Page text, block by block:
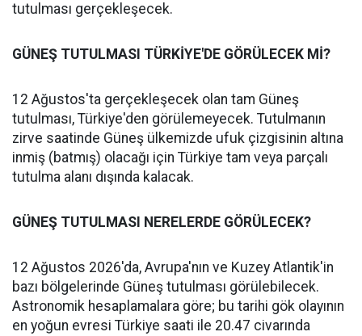
tutulması gerçekleşecek.
GÜNEŞ TUTULMASI TÜRKİYE'DE GÖRÜLECEK Mİ?
12 Ağustos'ta gerçekleşecek olan tam Güneş
tutulması, Türkiye'den görülemeyecek. Tutulmanın
zirve saatinde Güneş ülkemizde ufuk çizgisinin altına
inmiş (batmış) olacağı için Türkiye tam veya parçalı
tutulma alanı dışında kalacak.
GÜNEŞ TUTULMASI NERELERDE GÖRÜLECEK?
12 Ağustos 2026'da, Avrupa'nın ve Kuzey Atlantik'in
bazı bölgelerinde Güneş tutulması görülebilecek.
Astronomik hesaplamalara göre; bu tarihi gök olayının
en yoğun evresi Türkiye saati ile 20.47 civarında